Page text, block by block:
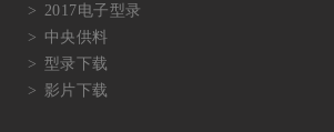
2017电子型录
中央供料
型录下载
影片下载